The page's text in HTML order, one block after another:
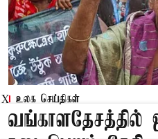
உலக செய்திகள்
வங்காளதேசத்தில்
X